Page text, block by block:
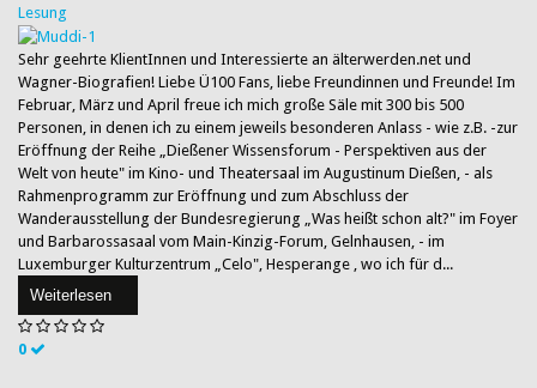
Lesung
Sehr geehrte KlientInnen und Interessierte an älterwerden.net und
Wagner-Biografien! Liebe Ü100 Fans, liebe Freundinnen und Freunde! Im
Februar, März und April freue ich mich große Säle mit 300 bis 500
Personen, in denen ich zu einem jeweils besonderen Anlass - wie z.B. -zur
Eröffnung der Reihe „Dießener Wissensforum - Perspektiven aus der
Welt von heute" im Kino- und Theatersaal im Augustinum Dießen, - als
Rahmenprogramm zur Eröffnung und zum Abschluss der
Wanderausstellung der Bundesregierung „Was heißt schon alt?" im Foyer
und Barbarossasaal vom Main-Kinzig-Forum, Gelnhausen, - im
Luxemburger Kulturzentrum „Celo", Hesperange , wo ich für d...
Weiterlesen
0